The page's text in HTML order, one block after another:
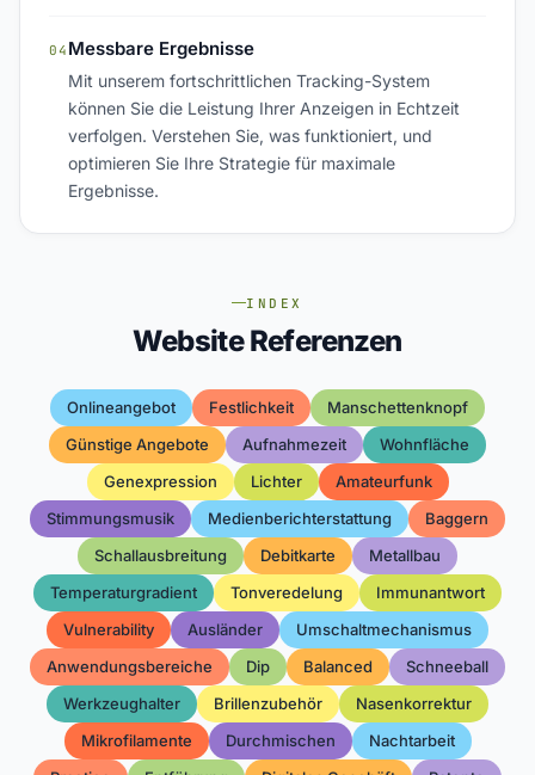
04 Messbare Ergebnisse
Mit unserem fortschrittlichen Tracking-System
können Sie die Leistung Ihrer Anzeigen in Echtzeit
verfolgen. Verstehen Sie, was funktioniert, und
optimieren Sie Ihre Strategie für maximale
Ergebnisse.
INDEX
Website Referenzen
Onlineangebot Festlichkeit
Manschettenknopf
Günstige Angebote
Aufnahmezeit
Wohnfläche
Genexpression
Lichter
Amateurfunk
Stimmungsmusik
Medienberichterstattung
Baggern
Schallausbreitung
Debitkarte
Metallbau
Temperaturgradient
Tonveredelung
Immunantwort
Vulnerability
Ausländer
Umschaltmechanismus
Anwendungsbereiche
Dip Balanced
Schneeball
Werkzeughalter
Brillenzubehör
Nasenkorrektur
Mikrofilamente
Durchmischen
Nachtarbeit